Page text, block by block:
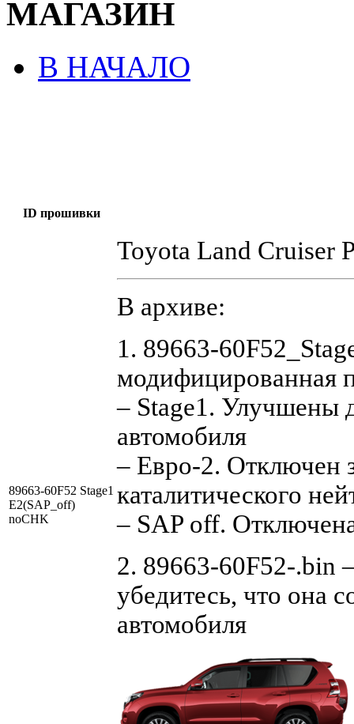
МАГАЗИН
В НАЧАЛО
ID прошивки
89663-60F52 Stage1
E2(SAP_off)
noCHK
Toyota Land Cruiser
В архиве:
1. 89663-
модифицированная
– Stage1. Улучшены
автомобиля
– Евро-2. Отключен
каталитического
– SAP off.
2. 89663-60F52-.bin
убедитесь, что она
автомобиля